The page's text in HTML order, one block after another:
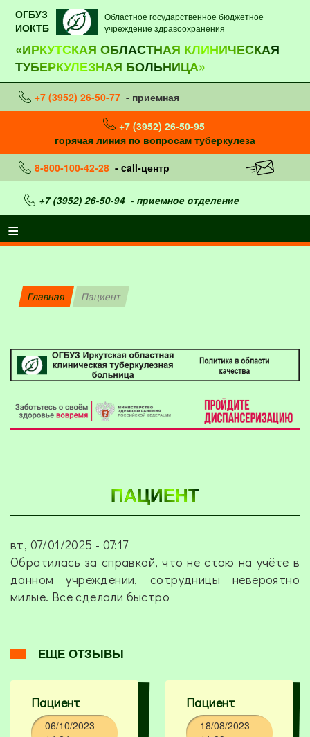
ОГБУЗ
ИОКТБ
Областное государственное бюджетное
учреждение здравоохранения
«ИРКУТСКАЯ ОБЛАСТНАЯ КЛИНИЧЕСКАЯ
ТУБЕРКУЛЕЗНАЯ БОЛЬНИЦА»
+7 (3952) 26-50-77 - приемная
+7 (3952) 26-50-95
горячая линия по вопросам туберкулеза
8-800-100-42-28 - call-центр
+7 (3952) 26-50-94- приемное отделение
Главная Пациент
ПАЦИЕНТ
вт, 07/01/2025 - 07:17
Обратилась за справкой, что не стою на учёте в
данном учреждении, сотрудницы невероятно
милые. Все сделали быстро
ЕЩЕ ОТЗЫВЫ
Пациент
06/10/2023 -
Пациент
18/08/2023 -